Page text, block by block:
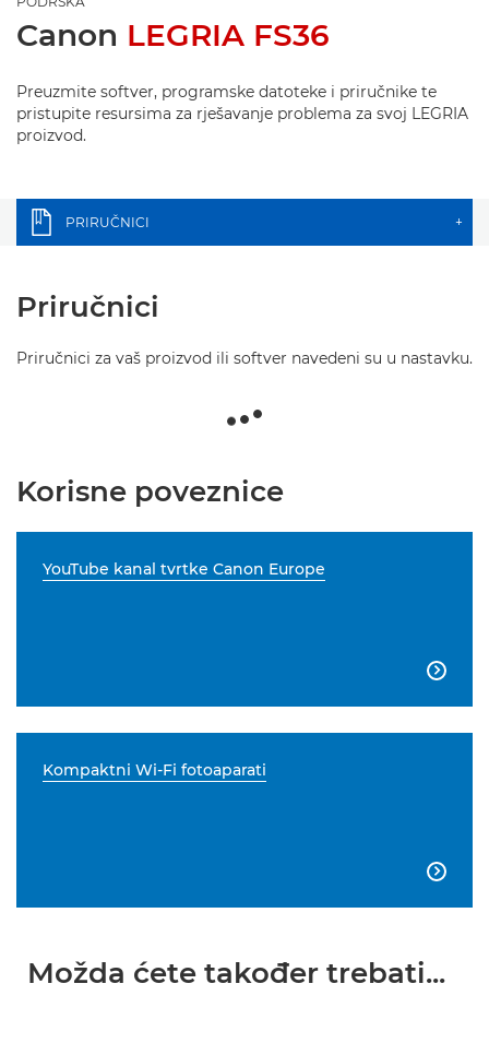
Canon LEGRIA FS36
Preuzmite softver, programske datoteke i priručnike te
pristupite resursima za rješavanje problema za svoj LEGRIA
proizvod.
PRIRUČNICI +
Priručnici
Priručnici za vaš proizvod ili softver navedeni su u nastavku.
Korisne poveznice
YouTube kanal tvrtke Canon Europe

Kompaktni Wi-Fi fotoaparati

Možda ćete također trebati...